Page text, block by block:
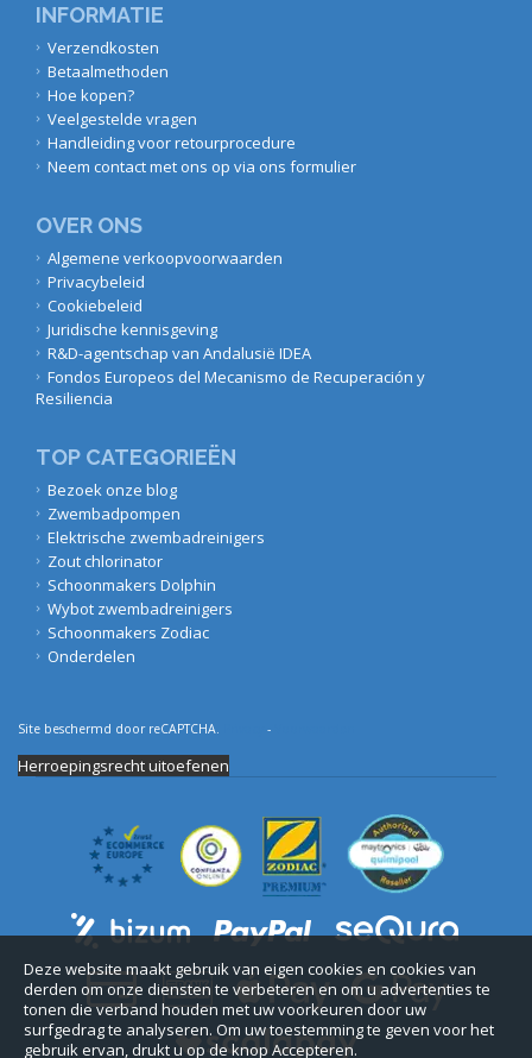
INFORMATIE
Verzendkosten
Betaalmethoden
Hoe kopen?
Veelgestelde vragen
Handleiding voor retourprocedure
Neem contact met ons op via ons formulier
OVER ONS
Algemene verkoopvoorwaarden
Privacybeleid
Cookiebeleid
Juridische kennisgeving
R&D-agentschap van Andalusië IDEA
Fondos Europeos del Mecanismo de Recuperación y
Resiliencia
TOP CATEGORIEËN
Bezoek onze blog
Zwembadpompen
Elektrische zwembadreinigers
Zout chlorinator
Schoonmakers Dolphin
Wybot zwembadreinigers
Schoonmakers Zodiac
Onderdelen
Deze website maakt gebruik van eigen cookies en cookies van
derden om onze diensten te verbeteren en om u advertenties te
tonen die verband houden met uw voorkeuren door uw
surfgedrag te analyseren. Om uw toestemming te geven voor het
gebruik ervan, drukt u op de knop Accepteren.
Site beschermd door reCAPTCHA. -
Herroepingsrecht uitoefenen